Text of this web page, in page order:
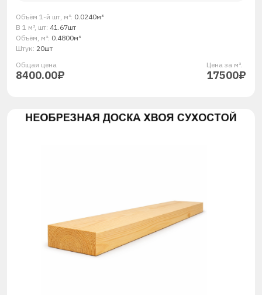
Объём 1-й шт, м³: 0.0240м³
В 1 м³, шт: 41.67шт
Объём, м³: 0.4800м³
Штук: 20шт
Общая ценa
8400.00₽
Цена за м³.
17500₽